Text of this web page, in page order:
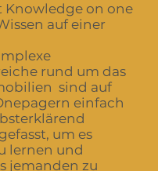
Knowledge on one
auf einer
rund um das
sind auf
einfach
um es
lernen und
jemanden zu